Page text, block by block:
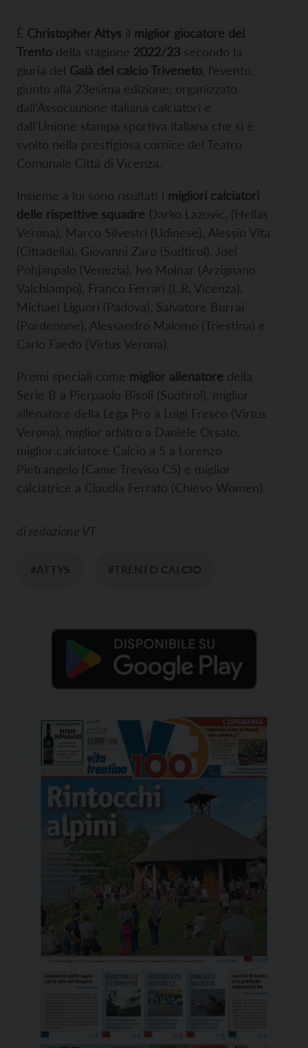
È Christopher Attys il miglior giocatore del
Trento della stagione 2022/23 secondo la
giuria del Galà del calcio Triveneto , l’evento,
giunto alla 23esima edizione, organizzato
dall’Associazione italiana calciatori e
dall’Unione stampa sportiva italiana che si è
svolto nella prestigiosa cornice del Teatro
Comunale Città di Vicenza.
Insieme a lui sono risultati i migliori calciatori
delle rispettive squadre Darko Lazovic, (Hellas
Verona), Marco Silvestri (Udinese), Alessio Vita
(Cittadella), Giovanni Zaro (Sudtirol), Joel
Pohjanpalo (Venezia), Ivo Molnar (Arzignano
Valchiampo), Franco Ferrari (L.R. Vicenza),
Michael Liguori (Padova), Salvatore Burrai
(Pordenone), Alessandro Malomo (Triestina) e
Carlo Faedo (Virtus Verona).
Premi speciali come miglior allenatore della
Serie B a Pierpaolo Bisoli (Sudtirol), miglior
allenatore della Lega Pro a Luigi Fresco (Virtus
Verona), miglior arbitro a Daniele Orsato,
miglior calciatore Calcio a 5 a Lorenzo
Pietrangelo (Came Treviso C5) e miglior
calciatrice a Claudia Ferrato (Chievo Women).
di redazione VT
#ATTYS #TRENTO CALCIO